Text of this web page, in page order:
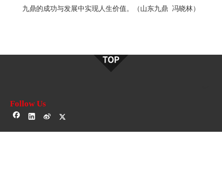
九鼎的成功与发展中实现人生价值。（山东九鼎 冯晓林）
Follow Us